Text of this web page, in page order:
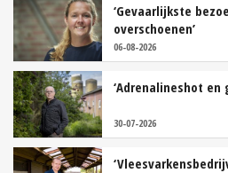
‘Gevaarlijkste
overschoenen’
06-08-2026
‘Adrenalineshot en
30-07-2026